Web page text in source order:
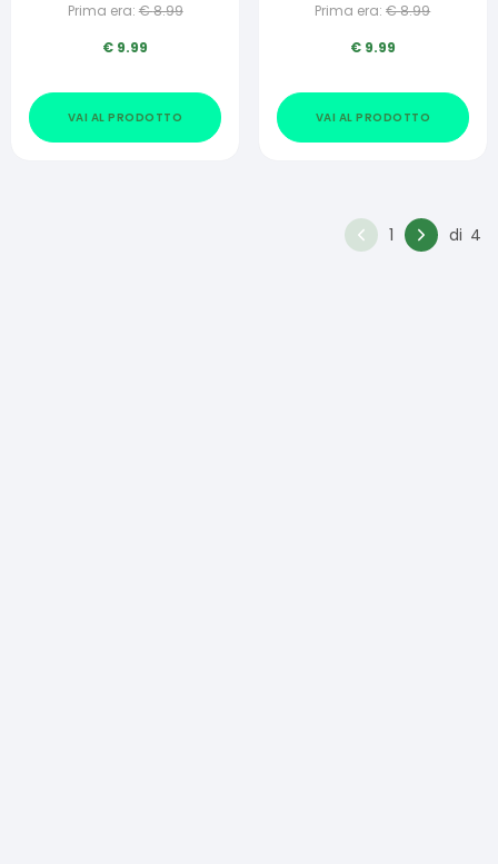
Prima era: €8.99
€ 9.99
VAI AL PRODOTTO
Prima era: €8.99
€ 9.99
VAI AL PRODOTTO
1 di 4